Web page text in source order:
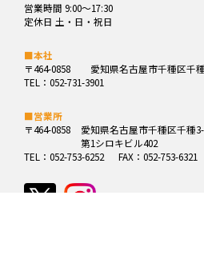
営業時間 9:00～17:30
定休日 土・日・祝日
■本社
〒464-0858
愛知県名古屋市千種区千
TEL：052-731-3901
■営業所
〒464-0858
愛知県名古屋市千種区千種
第1シロキビル402
TEL：052-753-6252
FAX：052-753-6321